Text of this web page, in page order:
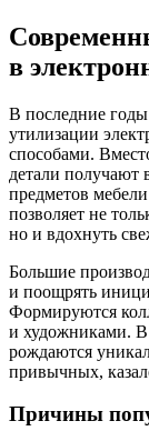
в
В последние годы
утилизации
способами.
детали получают
предметов
позволяет не
но и вдохнуть
Большие
и поощрять
Формируются
и художниками. В
рождаются
привычных,
Причины